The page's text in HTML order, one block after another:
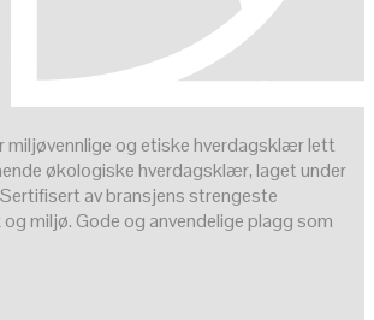
miljøvennlige og etiske hverdagsklær lett
økologiske hverdagsklær, laget under
av bransjens strengeste
miljø. Gode og anvendelige plagg som